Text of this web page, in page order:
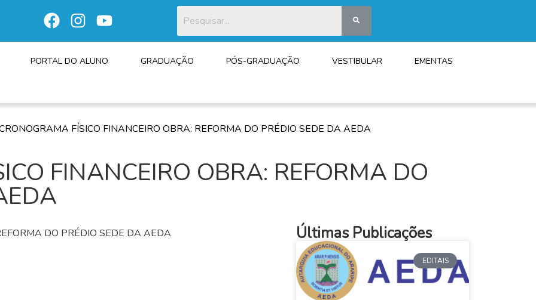
PORTAL DO ALUNO GRADUAÇÃO PÓS-GRADUAÇÃO VESTIBULAR EMENTAS
FÍSICO FINANCEIRO OBRA: REFORMA DO PRÉDIO SEDE DA AEDA
FINANCEIRO OBRA: REFORMA DO
DO PRÉDIO SEDE DA AEDA Últimas Publicações
EDITAIS